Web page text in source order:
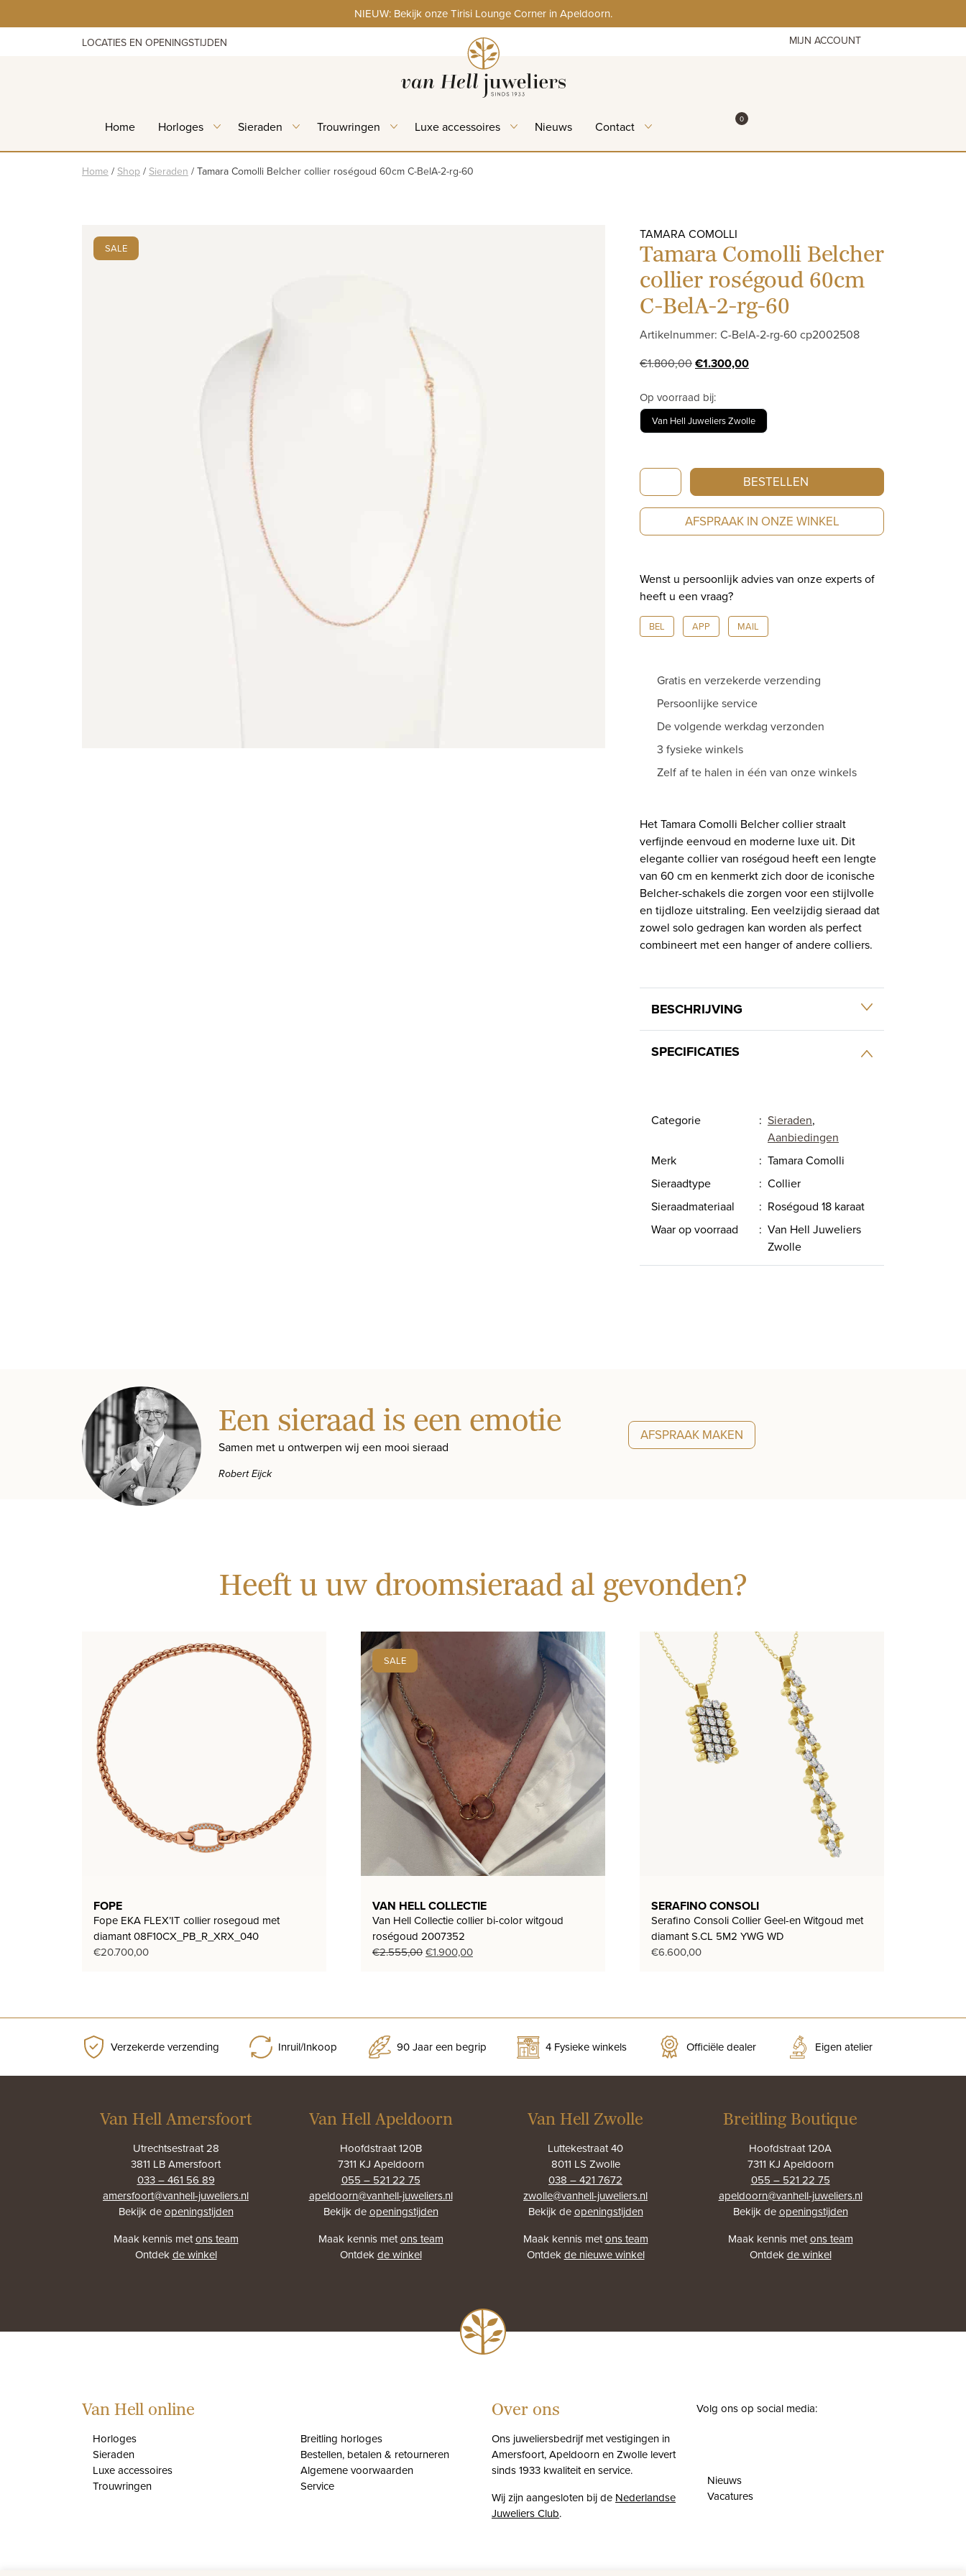
to
NIEUW: Bekijk onze Tirisi Lounge Corner in Apeldoorn.
LOCATIES EN OPENINGSTIJDEN MIJN ACCOUNT
Home Horloges Sieraden Trouwringen Luxe accessoires Nieuws Contact WINKELMAND
0ITEMS IN WINKELMAND
Home / Shop / Sieraden / Tamara Comolli Belcher collier roségoud 60cm C-BelA-2-rg-60
SALE
TAMARA COMOLLI
Tamara Comolli Belcher
collier roségoud 60cm
C-BelA-2-rg-60
Artikelnummer: C-BelA-2-rg-60 cp2002508
€1.800,00Oorspronkelijke
was:
€1.800,00.
€1.300,00Huidige
€1.300,00.
Op voorraad bij:
Van Hell Juweliers Zwolle
Tamara
Comolli
Belcher
collier
C-
BelA-
2-
rg-
BESTELLEN
AFSPRAAK IN ONZE WINKEL
Wenst u persoonlijk advies van onze experts of
heeft u een vraag?
BEL APP MAIL
Gratis en verzekerde verzending
Persoonlijke service
De volgende werkdag verzonden
3 fysieke winkels
Zelf af te halen in één van onze winkels
Het Tamara Comolli Belcher collier straalt
verfijnde eenvoud en moderne luxe uit. Dit
elegante collier van roségoud heeft een lengte
van 60 cm en kenmerkt zich door de iconische
Belcher-schakels die zorgen voor een stijlvolle
en tijdloze uitstraling. Een veelzijdig sieraad dat
zowel solo gedragen kan worden als perfect
combineert met een hanger of andere colliers.
BESCHRIJVING
SPECIFICATIES
Categorie : Sieraden,
Aanbiedingen
Merk
: Tamara Comolli
Sieraadtype
: Collier
Sieraadmateriaal
: Roségoud 18 karaat
Waar op voorraad
: Van Hell Juweliers
Zwolle
Een sieraad is een emotie
Samen met u ontwerpen wij een mooi sieraad
Robert Eijck
AFSPRAAK MAKEN
Heeft u uw droomsieraad al gevonden?
FOPE
Fope EKA FLEX’IT collier rosegoud met
diamant 08F10CX_PB_R_XRX_040
€20.700,00
SALE
VAN HELL COLLECTIE
Van Hell Collectie collier bi-color witgoud
roségoud 2007352
€2.555,00Oorspronkelijke
€1.900,00Huidige
SERAFINO CONSOLI
Serafino Consoli Collier Geel-en Witgoud met
diamant S.CL 5M2 YWG WD
€6.600,00
Verzekerde verzending Inruil/Inkoop 90 Jaar een begrip 4 Fysieke winkels Officiële dealer Eigen atelier
Van Hell Amersfoort
Utrechtsestraat 28
3811 LB Amersfoort
033 – 461 56 89
amersfoort@vanhell-juweliers.nl
Bekijk deopeningstijden
Maak kennis metons team
Ontdekde winkel
Van Hell Apeldoorn
Hoofdstraat 120B
7311 KJ Apeldoorn
055 – 521 22 75
apeldoorn@vanhell-juweliers.nl
Bekijk deopeningstijden
Maak kennis metons team
Ontdekde winkel
Van Hell Zwolle
Luttekestraat 40
8011 LS Zwolle
038 – 421 7672
zwolle@vanhell-juweliers.nl
Bekijk deopeningstijden
Maak kennis metons team
Ontdekde nieuwe winkel
Breitling Boutique
Hoofdstraat 120A
7311 KJ Apeldoorn
055 – 521 22 75
apeldoorn@vanhell-juweliers.nl
Bekijk deopeningstijden
Maak kennis metons team
Ontdekde winkel
Van Hell online
Horloges
Sieraden
Luxe accessoires
Trouwringen
Breitling horloges
Bestellen, betalen & retourneren
Algemene voorwaarden
Service
Over ons
Ons juweliersbedrijf met vestigingen in
Amersfoort, Apeldoorn en Zwolle levert
sinds 1933 kwaliteit en service.
Wij zijn aangesloten bij de Nederlandse
Juweliers Club.
Volg ons op social media:
Nieuws
Vacatures